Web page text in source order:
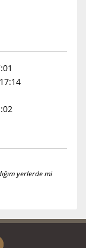
yerlerde mi